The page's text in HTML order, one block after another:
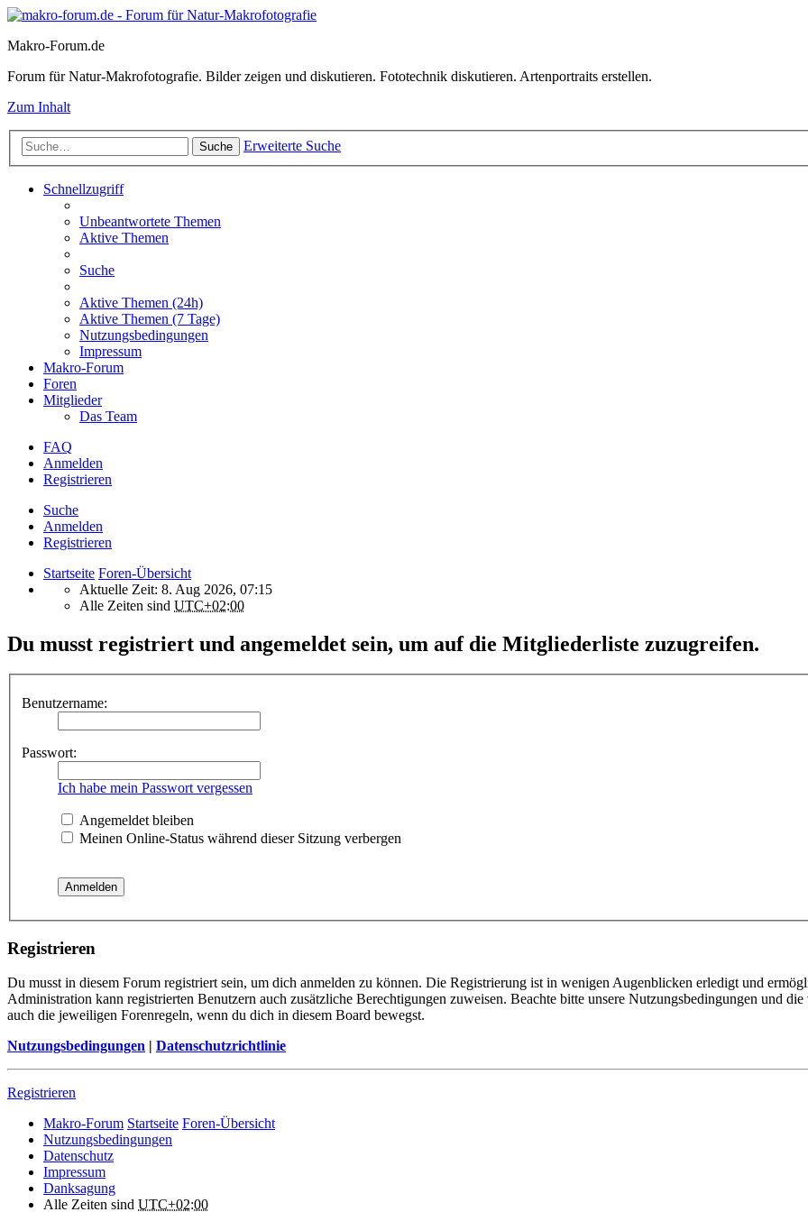
Makro-Forum.de
Forum für Natur-Makrofotografie. Bilder zeigen und diskutieren. Fototechnik diskutieren. Artenportraits erstellen.
Zum Inhalt
Suche Erweiterte Suche
Schnellzugriff
Unbeantwortete Themen
Aktive Themen
Suche
Aktive Themen (24h)
Aktive Themen (7 Tage)
Nutzungsbedingungen
Impressum
Makro-Forum
Foren
Mitglieder
Das Team
FAQ
Anmelden
Registrieren
Suche
Anmelden
Registrieren
Startseite Foren-Übersicht
Aktuelle Zeit: 8. Aug 2026, 07:15
Alle Zeiten sind UTC+02:00
Du musst registriert und angemeldet sein, um auf die Mitgliederliste zuzugreifen.
Benutzername:
Passwort:
Ich habe mein Passwort vergessen
Angemeldet bleiben
Meinen Online-Status während dieser Sitzung verbergen
Registrieren
Du musst in diesem Forum registriert sein, um dich anmelden zu können. Die Registrierung ist in wenigen Augenblicken erledigt und
Administration kann registrierten Benutzern auch zusätzliche Berechtigungen zuweisen. Beachte bitte unsere Nutzungsbedingungen und
auch die jeweiligen Forenregeln, wenn du dich in diesem Board bewegst.
Nutzungsbedingungen | Datenschutzrichtlinie
Registrieren
Makro-Forum Startseite Foren-Übersicht
Nutzungsbedingungen
Datenschutz
Impressum
Danksagung
Alle Zeiten sind UTC+02:00